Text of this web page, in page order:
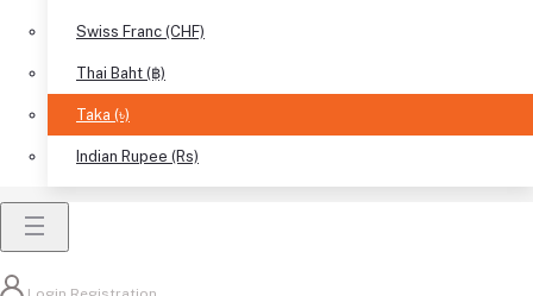
Swiss Franc (CHF)
Thai Baht (฿)
Taka (৳)
Indian Rupee (Rs)